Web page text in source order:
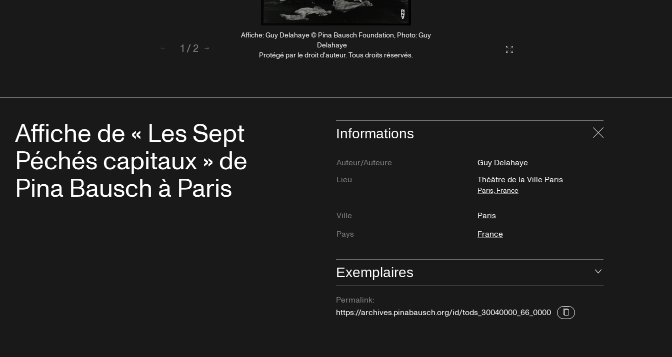
Retour1 /2
Affiche: Guy Delahaye © Pina Bausch Foundation, Photo: Guy
Delahaye
Protégé par le droit d'auteur. Tous droits réservés.
Gallery2:fullscreen
Affiche de « Les Sept
Péchés capitaux » de
Pina Bausch à Paris
Informations
Auteur/Auteure
Guy Delahaye
Lieu
Théâtre de la Ville Paris
Paris, France
Ville
Paris
Pays
France
Exemplaires
Permalink:
https://archives.pinabausch.org/id/tods_30040000_66_0000